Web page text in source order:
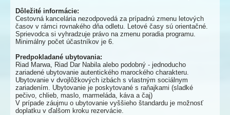
Dôležité informácie:
Cestovná kancelária nezodpovedá za prípadnú zmenu letových
časov v rámci rovnakého dňa odletu. Letové časy sú orientačné.
Sprievodca si vyhradzuje právo na zmenu poradia programu.
Minimálny počet účastníkov je 6.
Predpokladané ubytovania:
Riad Marwa, Riad Dar Nabila alebo podobný - jednoducho
zariadené ubytovanie autentického marockého charakteru.
Ubytovanie v dvojlôžkových izbách s vlastným sociálnym
zariadením. Ubytovanie je poskytované s raňajkami (sladké
pečivo, chlieb, maslo, marmeláda, káva a čaj)
V prípade záujmu o ubytovanie vyššieho štandardu je možnosť
doplatku v ďalšom kroku rezervácie.